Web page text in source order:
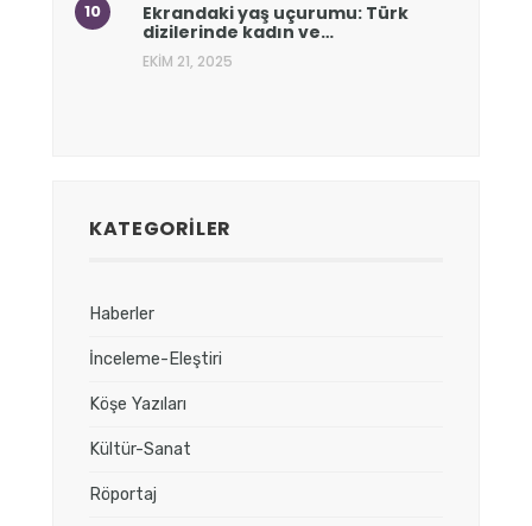
Ekrandaki yaş uçurumu: Türk
dizilerinde kadın ve…
EKIM 21, 2025
KATEGORILER
Haberler
İnceleme-Eleştiri
Köşe Yazıları
Kültür-Sanat
Röportaj